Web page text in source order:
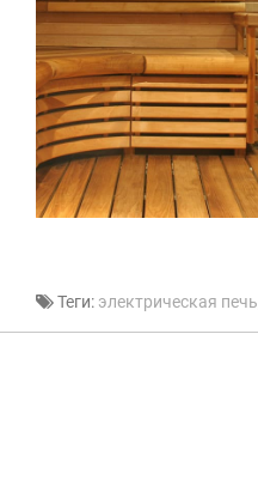
Теги: электрическая печь